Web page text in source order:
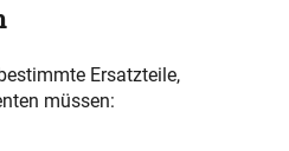
Ersatzteile,
müssen: